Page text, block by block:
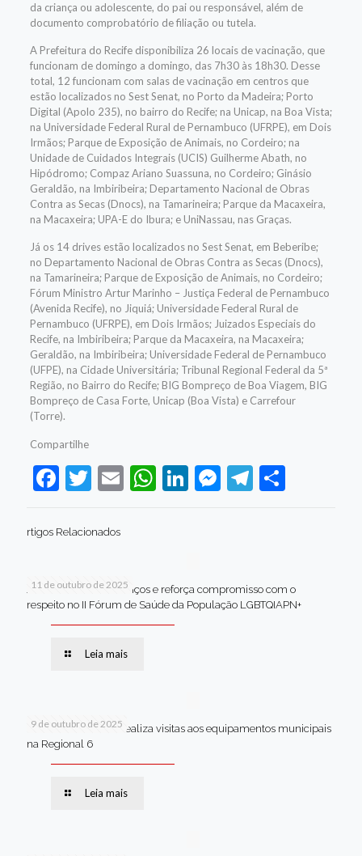
da criança ou adolescente, do pai ou responsável, além de
documento comprobatório de filiação ou tutela.
A Prefeitura do Recife disponibiliza 26 locais de vacinação, que
funcionam de domingo a domingo, das 7h30 às 18h30. Desse
total, 12 funcionam com salas de vacinação em centros que
estão localizados no Sest Senat, no Porto da Madeira; Porto
Digital (Apolo 235), no bairro do Recife; na Unicap, na Boa Vista;
na Universidade Federal Rural de Pernambuco (UFRPE), em Dois
Irmãos; Parque de Exposição de Animais, no Cordeiro; na
Unidade de Cuidados Integrais (UCIS) Guilherme Abath, no
Hipódromo; Compaz Ariano Suassuna, no Cordeiro; Ginásio
Geraldão, na Imbiribeira; Departamento Nacional de Obras
Contra as Secas (Dnocs), na Tamarineira; Parque da Macaxeira,
na Macaxeira; UPA-E do Ibura; e UniNassau, nas Graças.
Já os 14 drives estão localizados no Sest Senat, em Beberibe;
no Departamento Nacional de Obras Contra as Secas (Dnocs),
na Tamarineira; Parque de Exposição de Animais, no Cordeiro;
Fórum Ministro Artur Marinho – Justiça Federal de Pernambuco
(Avenida Recife), no Jiquiá; Universidade Federal Rural de
Pernambuco (UFRPE), em Dois Irmãos; Juizados Especiais do
Recife, na Imbiribeira; Parque da Macaxeira, na Macaxeira;
Geraldão, na Imbiribeira; Universidade Federal de Pernambuco
(UFPE), na Cidade Universitária; Tribunal Regional Federal da 5ª
Região, no Bairro do Recife; BIG Bompreço de Boa Viagem, BIG
Bompreço de Casa Forte, Unicap (Boa Vista) e Carrefour
(Torre).
Compartilhe
Facebook
Twitter
EmailWhatsApp
LinkedIn
Messenger
Telegram
Share
rtigos Relacionados
11 de outubro de 2025
Jaboatão celebra avanços e reforça compromisso com o
respeito no II Fórum de Saúde da População LGBTQIAPN+
Leia mais
9 de outubro de 2025
Van dos secretários realiza visitas aos equipamentos municipais
na Regional 6
Leia mais